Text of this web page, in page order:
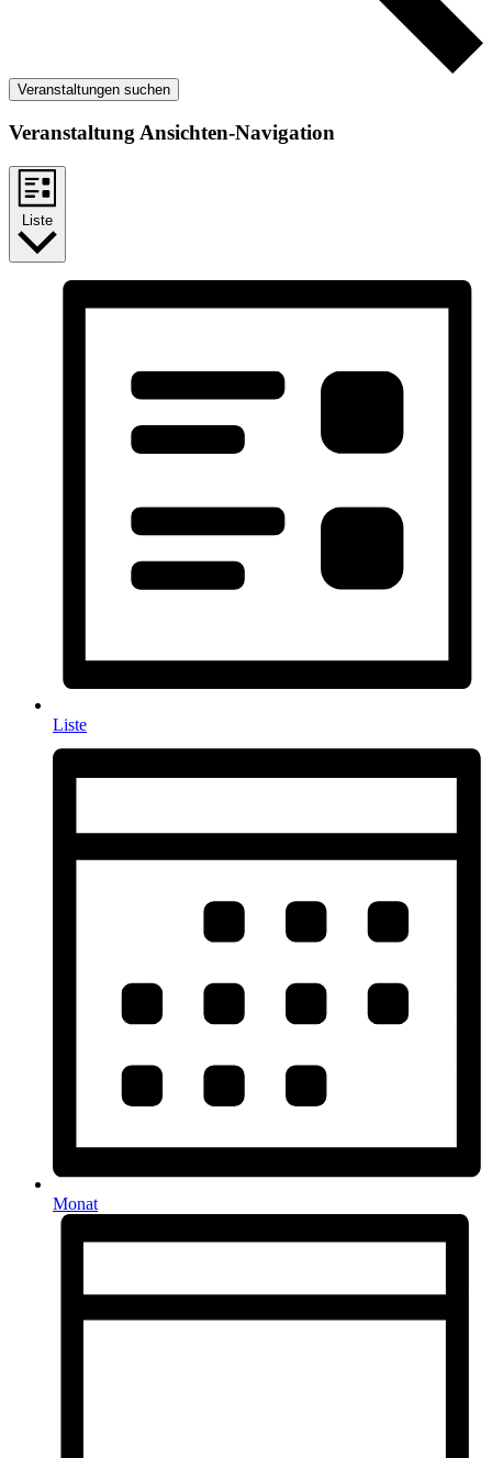
Veranstaltungen suchen
Veranstaltung Ansichten-Navigation
Liste
Liste
Monat